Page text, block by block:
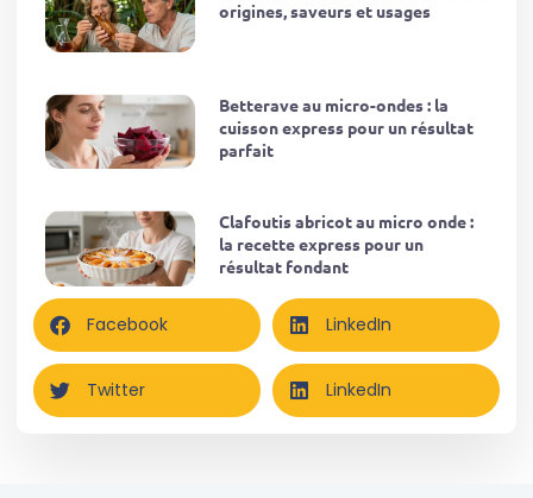
origines, saveurs et usages
Betterave au micro-ondes : la
cuisson express pour un résultat
parfait
Clafoutis abricot au micro onde :
la recette express pour un
résultat fondant
Facebook LinkedIn
Twitter LinkedIn